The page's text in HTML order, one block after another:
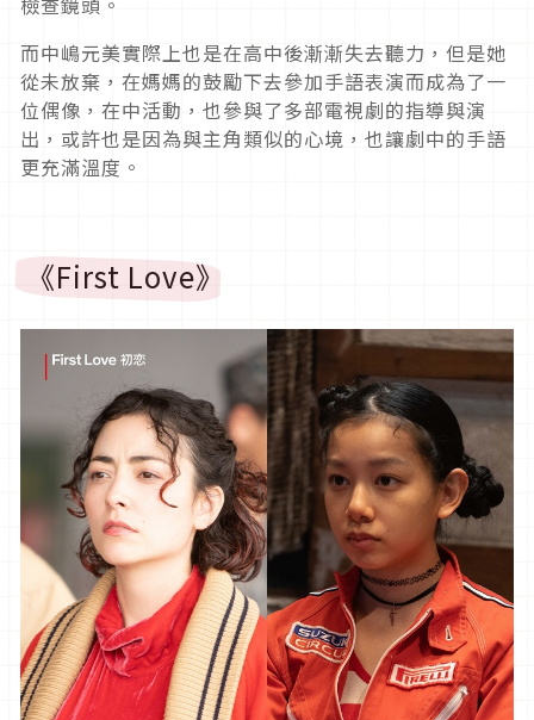
而中嶋元美實際上也是在高中後漸漸失去聽力，但是她
從未放棄，在媽媽的鼓勵下去參加手語表演而成為了一
位偶像，在中活動，也參與了多部電視劇的指導與演
出，或許也是因為與主角類似的心境，也讓劇中的手語
更充滿溫度。
《First Love》